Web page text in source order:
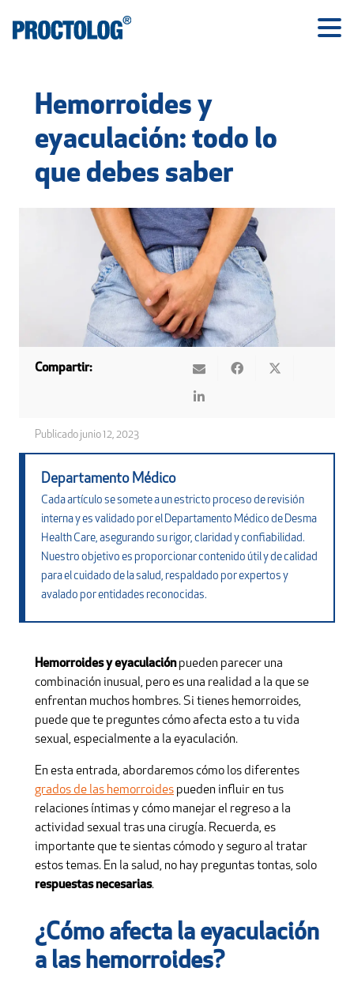
Hemorroides y
eyaculación: todo lo
que debes saber
Compartir:
Publicado junio 12, 2023
Departamento Médico
Cada artículo se somete a un estricto proceso de revisión
interna y es validado por el Departamento Médico de Desma
Health Care, asegurando su rigor, claridad y confiabilidad.
Nuestro objetivo es proporcionar contenido útil y de calidad
para el cuidado de la salud, respaldado por expertos y
avalado por entidades reconocidas.
Hemorroides y eyaculaciónpueden parecer una
combinación inusual, pero es una realidad a la que se
enfrentan muchos hombres. Si tienes hemorroides,
puede que te preguntes cómo afecta esto a tu vida
sexual, especialmente a la eyaculación.
En esta entrada, abordaremos cómo los diferentes
grados de las hemorroides pueden influir en tus
relaciones íntimas y cómo manejar el regreso a la
actividad sexual tras una cirugía. Recuerda, es
importante que te sientas cómodo y seguro al tratar
estos temas. En la salud, no hay preguntas tontas, solo
respuestas necesarias.
¿Cómo afecta la eyaculación
a las hemorroides?